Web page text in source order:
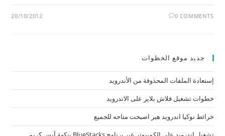
0 COMMENTS
20/10/2012
جديد موقع الخظوات
إستعادة الملفات المحذوفة من الأندرويد
خطوات تشغيل فلاش بلاير على الاندرويد
خرائط نوكيا اندرويد هير اصبحت متاحه للجميع